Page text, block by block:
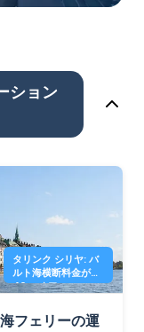
ション
タリンク シリヤ: バ
ルト海横断料金が
40% オフ
フェリーの運